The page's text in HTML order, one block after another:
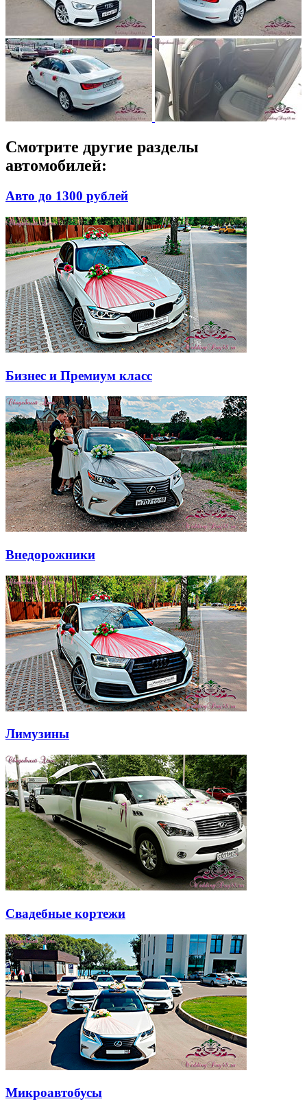
Смотрите другие разделы
автомобилей:
Авто до 1300 рублей
Бизнес и Премиум класс
Внедорожники
Лимузины
Свадебные кортежи
Микроавтобусы